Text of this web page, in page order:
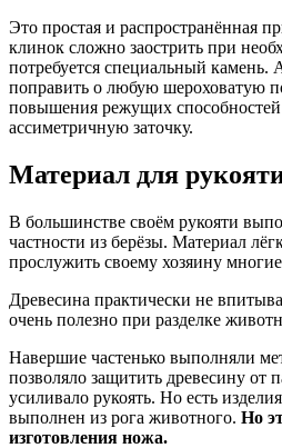
Это простая и распространённая
клинок сложно заострить при
потребуется специальный
поправить о любую шероховатую
повышения режущих
ассиметричную заточку.
Материал для
В большинстве своём рукояти
частности из берёзы. Материал
прослужить своему хозяину
Древесина практически не
очень полезно при разделке
Навершие частенько выполняли
позволяло защитить древесину от
усиливало рукоять. Но есть
выполнен из рога животного. Но
изготовления ножа.